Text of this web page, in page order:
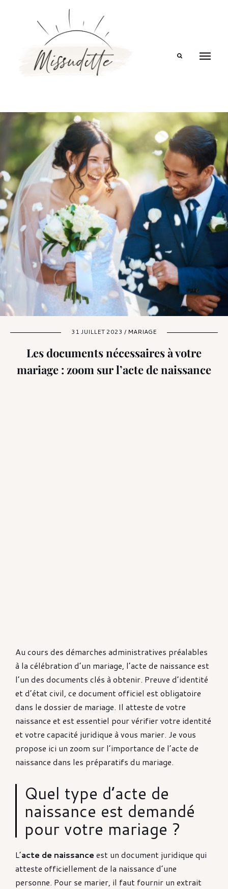
31 JUILLET 2023 / MARIAGE
Les documents nécessaires à votre
mariage : zoom sur l’acte de naissance
Au cours des démarches administratives préalables
à la célébration d’un mariage, l’acte de naissance est
l’un des documents clés à obtenir. Preuve d’identité
et d’état civil, ce document officiel est obligatoire
dans le dossier de mariage. Il atteste de votre
naissance et est essentiel pour vérifier votre identité
et votre capacité juridique à vous marier. Je vous
propose ici un zoom sur l’importance de l’acte de
naissance dans les préparatifs du mariage.
Quel type d’acte de
naissance est demandé
pour votre mariage ?
L’acte de naissance est un document juridique qui
atteste officiellement de la naissance d’une
personne. Pour se marier, il faut fournir un extrait